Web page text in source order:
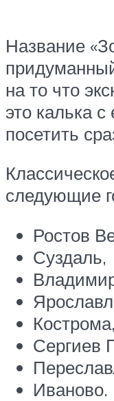
Название
на то что
это калька
посетить
следующие
Ростов
Суздаль,
Кострома,
Сергиев
Иваново.